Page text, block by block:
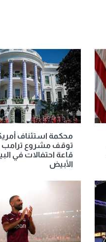
محكمة استئناف
توقف مشروع ترامب
قاعة احتفالات في
الأبيض